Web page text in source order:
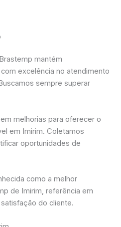
mantém
excelência no atendimento
sempre superar
melhorias para oferecer o
em Imirim. Coletamos
oportunidades de
como a melhor
de Imirim, referência em
do cliente.